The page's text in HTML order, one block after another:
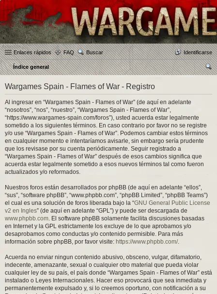
Enlaces rápidos FAQ Buscar Identificarse
Índice general
Wargames Spain - Flames of War - Registro
Al ingresar en “Wargames Spain - Flames of War” (de aquí en adelante
“nosotros”, “nos”, “nuestro”, “Wargames Spain - Flames of War”,
“https://www.wargames-spain.com/foros”), usted acuerda estar legalmente
sometido a los siguientes términos. En caso contrario por favor no se registre
y/o use “Wargames Spain - Flames of War”. Podemos cambiar estos términos
en cualquier momento e intentaríamos avisarle, sin embargo sería prudente
que los revisase por su cuenta periódicamente. Seguir registrado a
“Wargames Spain - Flames of War” después de esos cambios significa que
acuerda estar legalmente sometido a esos nuevos términos tal como fueron
actualizados y/o reformados.
Nuestros foros están desarrollados por phpBB (de aquí en adelante “ellos”,
“sus”, “software phpBB”, “www.phpbb.com”, “phpBB Limited”, “phpBB Teams”)
el cual es una solución de foros liberada bajo la “GNU General Public License
v2 en Ingles” (de aquí en adelante “GPL”) y puede ser descargada de
www.phpbb.com. El software phpBB solamente facilita discusiones basadas
en Internet y la GPL estrictamente los excluye de lo que aprobamos y/o
desaprobamos como conductas y/o contenido permisible. Para más
información sobre phpBB, por favor visite: https://www.phpbb.com/.
Acuerda no enviar ningun contenido abusivo, obsceno, vulgar, difamatorio,
indecente, amenazante, sexual o cualquier otro material que pueda violar
cualquier ley de su país, el país donde “Wargames Spain - Flames of War” está
instalado o Leyes Internacionales. Hacer eso provocará que sea inmediata y
permanentemente expulsado y, si lo creemos oportuno, con notificación a su